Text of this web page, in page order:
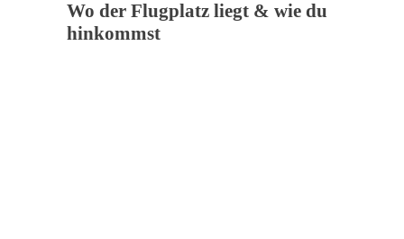
Wo der Flugplatz liegt & wie du
hinkommst